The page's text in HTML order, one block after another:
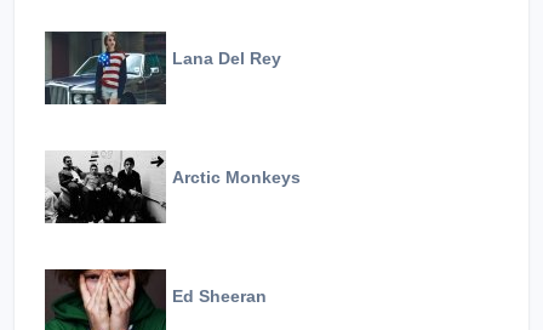
Lana Del Rey
Arctic Monkeys
Ed Sheeran